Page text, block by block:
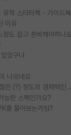
이유
정도 잡고 준비해야하나
었구나
나오네요
박사진학하기에 2억은 괜찮은 (?) 정도의 경제력인가요
능한 스펙인가요?
를 물어보는거임?